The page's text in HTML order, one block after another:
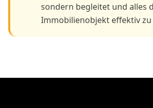
sondern begleitet und alles
Immobilienobjekt effektiv